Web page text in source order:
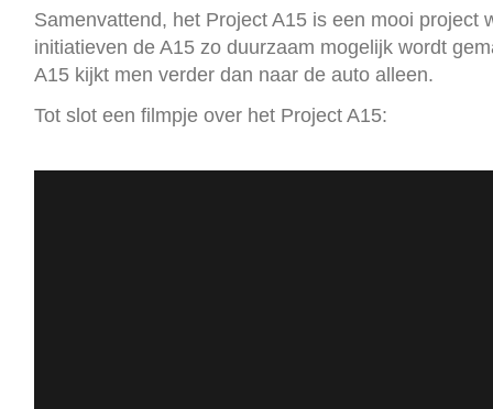
Samenvattend, het Project A15 is een mooi project
initiatieven de A15 zo duurzaam mogelijk wordt
A15 kijkt men verder dan naar de auto alleen.
Tot slot een filmpje over het Project A15: